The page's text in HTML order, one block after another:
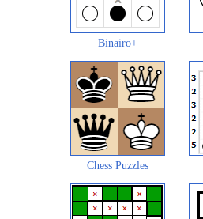
Binairo+
Chess Puzzles